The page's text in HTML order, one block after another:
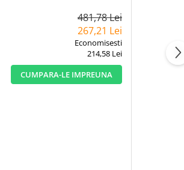
481,78 Lei
267,21 Lei
Economisesti
214,58 Lei
CUMPARA-LE IMPREUNA